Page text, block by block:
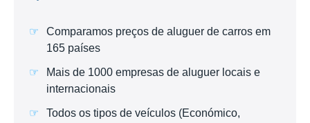
Comparamos preços de aluguer de carros em
165 países
Mais de 1000 empresas de aluguer locais e
internacionais
Todos os tipos de veículos (Económico,